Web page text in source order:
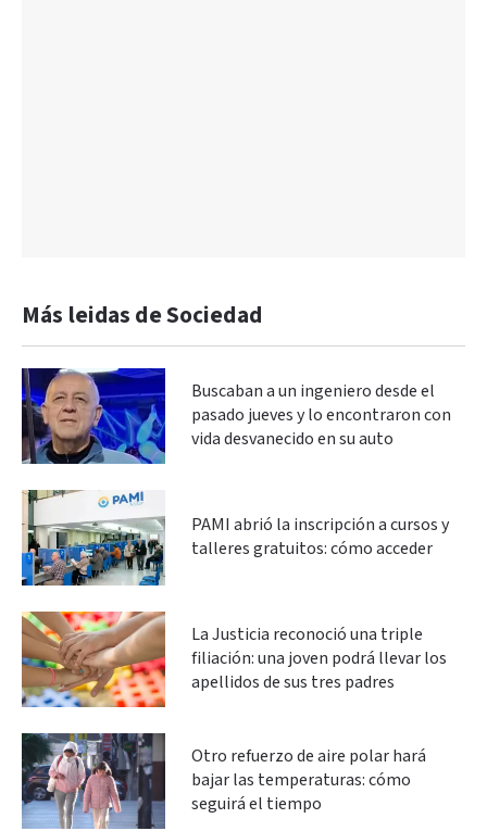
Más leidas de Sociedad
Buscaban a un ingeniero desde el
pasado jueves y lo encontraron con
vida desvanecido en su auto
PAMI abrió la inscripción a cursos y
talleres gratuitos: cómo acceder
La Justicia reconoció una triple
filiación: una joven podrá llevar los
apellidos de sus tres padres
Otro refuerzo de aire polar hará
bajar las temperaturas: cómo
seguirá el tiempo